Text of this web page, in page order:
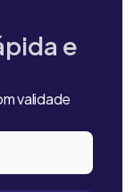
e
validade